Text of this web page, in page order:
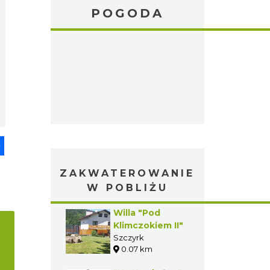
POGODA
ZAKWATEROWANIE
W POBLIŻU
Willa "Pod
Klimczokiem II"
Szczyrk
0.07 km